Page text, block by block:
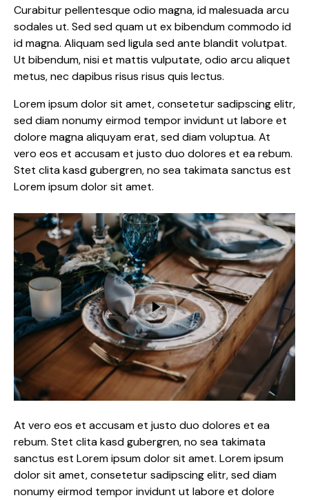
Curabitur pellentesque odio magna, id malesuada arcu
sodales ut. Sed sed quam ut ex bibendum commodo id
id magna. Aliquam sed ligula sed ante blandit volutpat.
Ut bibendum, nisi et mattis vulputate, odio arcu aliquet
metus, nec dapibus risus risus quis lectus.
Lorem ipsum dolor sit amet, consetetur sadipscing elitr,
sed diam nonumy eirmod tempor invidunt ut labore et
dolore magna aliquyam erat, sed diam voluptua. At
vero eos et accusam et justo duo dolores et ea rebum.
Stet clita kasd gubergren, no sea takimata sanctus est
Lorem ipsum dolor sit amet.
At vero eos et accusam et justo duo dolores et ea
rebum. Stet clita kasd gubergren, no sea takimata
sanctus est Lorem ipsum dolor sit amet. Lorem ipsum
dolor sit amet, consetetur sadipscing elitr, sed diam
nonumy eirmod tempor invidunt ut labore et dolore